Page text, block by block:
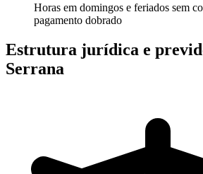
Horas em domingos e feriados sem
pagamento dobrado
Estrutura jurídica e
Serrana